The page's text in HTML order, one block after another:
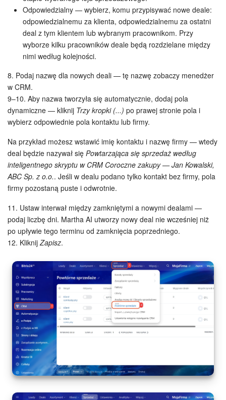
Odpowiedzialny — wybierz, komu przypisywać nowe deale:
odpowiedzialnemu za klienta, odpowiedzialnemu za ostatni
deal z tym klientem lub wybranym pracownikom. Przy
wyborze kilku pracowników deale będą rozdzielane między
nimi według kolejności.
8. Podaj nazwę dla nowych deali — tę nazwę zobaczy menedżer
w CRM.
9–10. Aby nazwa tworzyła się automatycznie, dodaj pola
dynamiczne — kliknij Trzy kropki (...) po prawej stronie pola i
wybierz odpowiednie pola kontaktu lub firmy.
Na przykład możesz wstawić imię kontaktu i nazwę firmy — wtedy
deal będzie nazywał się Powtarzająca się sprzedaż według
inteligentnego skryptu w CRM Coroczne zakupy — Jan Kowalski,
ABC Sp. z o.o.. Jeśli w dealu podano tylko kontakt bez firmy, pola
firmy pozostaną puste i odwrotnie.
11. Ustaw interwał między zamkniętymi a nowymi dealami —
podaj liczbę dni. Martha AI utworzy nowy deal nie wcześniej niż
po upływie tego terminu od zamknięcia poprzedniego.
12. KliknijZapisz.